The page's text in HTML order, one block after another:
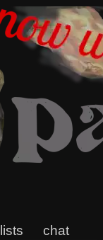
lists chat